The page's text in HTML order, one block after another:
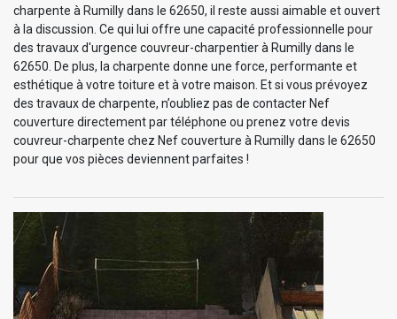
charpente à Rumilly dans le 62650, il reste aussi aimable et ouvert
à la discussion. Ce qui lui offre une capacité professionnelle pour
des travaux d'urgence couvreur-charpentier à Rumilly dans le
62650. De plus, la charpente donne une force, performante et
esthétique à votre toiture et à votre maison. Et si vous prévoyez
des travaux de charpente, n’oubliez pas de contacter Nef
couverture directement par téléphone ou prenez votre devis
couvreur-charpente chez Nef couverture à Rumilly dans le 62650
pour que vos pièces deviennent parfaites !